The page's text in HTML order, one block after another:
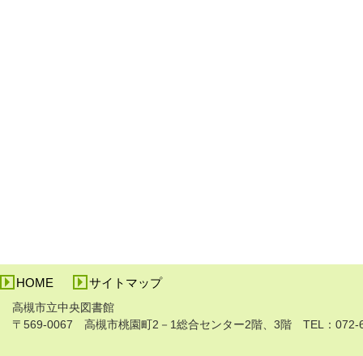
HOME サイトマップ
高槻市立中央図書館
〒569-0067 高槻市桃園町2－1総合センター2階、3階 TEL：